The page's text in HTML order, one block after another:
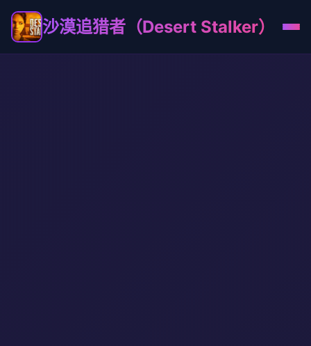
沙漠追猎者（Desert Stalker）